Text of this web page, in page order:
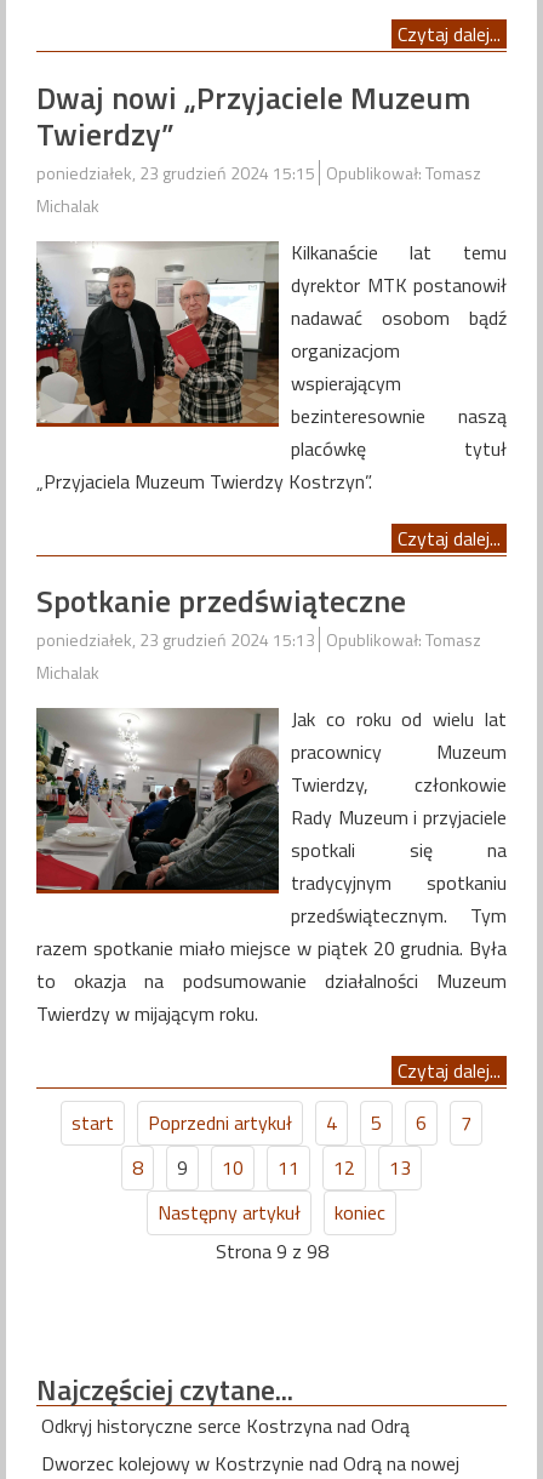
Czytaj dalej...
Dwaj nowi „Przyjaciele Muzeum
Twierdzy”
poniedziałek, 23 grudzień 2024 15:15 Opublikował: Tomasz
Michalak
Kilkanaście lat temu
dyrektor MTK postanowił
nadawać osobom bądź
organizacjom
wspierającym
bezinteresownie naszą
placówkę tytuł
„Przyjaciela Muzeum Twierdzy Kostrzyn”.
Czytaj dalej...
Spotkanie przedświąteczne
poniedziałek, 23 grudzień 2024 15:13 Opublikował: Tomasz
Michalak
Jak co roku od wielu lat
pracownicy Muzeum
Twierdzy, członkowie
Rady Muzeum i przyjaciele
spotkali się na
tradycyjnym spotkaniu
przedświątecznym. Tym
razem spotkanie miało miejsce w piątek 20 grudnia. Była
to okazja na podsumowanie działalności Muzeum
Twierdzy w mijającym roku.
Czytaj dalej...
start
Poprzedni artykuł 4 5 6
7
8
9 10 11 12
13
Następny artykuł
koniec
Strona 9 z 98
Najczęściejczytane...
Odkryj historyczne serce Kostrzyna nad Odrą
Dworzec kolejowy w Kostrzynie nad Odrą na nowej